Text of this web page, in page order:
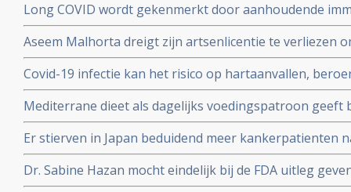
Long COVID wordt gekenmerkt door aanhoudende
cytotoxische CD8+ T-cellen op het SARS-CoV-2 virus
immuunreacties op de herpesvirussen Epstein-Barr-
patienten met aanhoudende Long Covid
Aseem Malhorta dreigt zijn artsenlicentie te verliezen
Covid mRNA vaccins ter discussie stelde in een
jarige leeftijd plotseling overleedt aan een hartaanval
Covid-19 infectie kan het risico op hartaanvallen,
gedurende drie jaar na een infectie verhogen
Mediterrane dieet als dagelijks voedingspatroon geeft
coronavirus - Covid-19 blijkt uit meta analyse van 6
Er stierven in Japan beduidend meer kankerpatienten
vaccinatie in vergelijking met andere jaren
Dr. Sabine Hazan mocht eindelijk bij de FDA uitleg
complementaire middelen en de samenstelling van de